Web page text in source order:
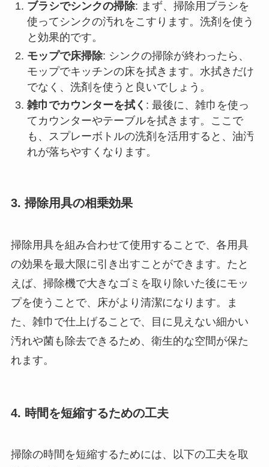
ブラシでシンクの掃除: まず、掃除用ブラシを
使ってシンクの汚れをこすります。洗剤を使う
と効果的です。
モップで床掃除: シンクの掃除が終わったら、
モップでキッチンの床を拭きます。水拭きだけ
でなく、洗剤を使うと良いでしょう。
雑巾でカウンターを拭く : 最後に、雑巾を使っ
てカウンターやテーブルを拭きます。ここで
も、スプレーボトルの洗剤を活用すると、油汚
れが落ちやすくなります。
3. 掃除用具の相乗効果
掃除用具を組み合わせて使用することで、各用具
の効果を最大限に引き出すことができます。たと
えば、掃除機で大きなゴミを取り除いた後にモッ
プを使うことで、床がより清潔になります。ま
た、雑巾で仕上げることで、目に見えない細かい
汚れや菌も除去できるため、衛生的な空間が保た
れます。
4. 時間を短縮するための工夫
掃除の時間を短縮するためには、以下の工夫を取